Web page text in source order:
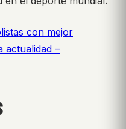
con mejor
actualidad –